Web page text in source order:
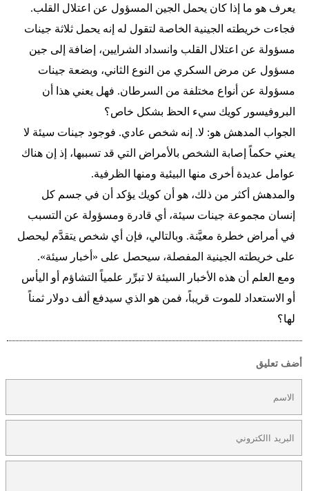
يعرف هو ما إذا كان يحمل الجين المسؤول عن اعتلال القلب.
فجاءت خريطته الجينية الخاصة لتقول له إنه يحمل ثلاثة جينات
مسؤولة عن اعتلال القلب وانسداد الشرايين، إضافة إلى جين
مسؤول عن مرض السكري من النوع الثاني، وبضعة جينات
مسؤولة عن أنواع مختلفة من السرطان. فهل يعني هذا أن
البروفيسور كويك سيء الحظ بشكل خاص؟
الجواب المدهش هو: لا. إنه شخص عادي. فوجود جينات سيئة لا
يعني حكماً إصابة الشخص بالأمراض التي قد تسببها، إذ إن هناك
عوامل عديدة أخرى منها البيئية ومنها الظرفية.
والمدهش أكثر من ذلك، هو أن كويك يؤكد أن في جسم كل
إنسان مجموعة جينات سيئة، أي قادرة ومسؤولة عن التسبب
في أمراض خطرة معيَّنة. وبالتالي، فإن أي شخص يتقدَّم ليحصل
على خريطته الجينية المفصلة، سيحصل على «أخبار سيئة».
ومع العلم أن هذه الأخبار السيئة لا تبرِّر علمياً التشاؤم أو اليأس
أو الاستعداد للموت قريباً، فمن هو الذي سيدفع ألف دولار ثمناً
لها؟
أضف تعليق